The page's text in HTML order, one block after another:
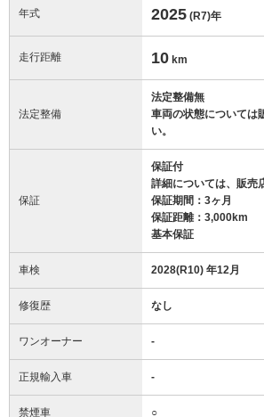
年式 2025 (R7)年
走行距離 10 km
法定整備
法定整備無
車両の状態については
い。
保証
保証付
詳細については、販売
保証期間：3ヶ月
保証距離：3,000km
基本保証
車検 2028(R10) 年12月
修復歴 なし
ワンオーナー -
正規輸入車 -
禁煙車 ○